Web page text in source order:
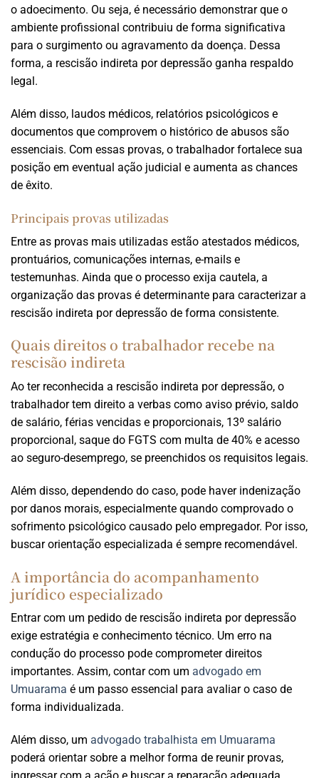
o adoecimento. Ou seja, é necessário demonstrar que o
ambiente profissional contribuiu de forma significativa
para o surgimento ou agravamento da doença. Dessa
forma, a rescisão indireta por depressão ganha respaldo
legal.
Além disso, laudos médicos, relatórios psicológicos e
documentos que comprovem o histórico de abusos são
essenciais. Com essas provas, o trabalhador fortalece sua
posição em eventual ação judicial e aumenta as chances
de êxito.
Principais provas utilizadas
Entre as provas mais utilizadas estão atestados médicos,
prontuários, comunicações internas, e-mails e
testemunhas. Ainda que o processo exija cautela, a
organização das provas é determinante para caracterizar a
rescisão indireta por depressão de forma consistente.
Quais direitos o trabalhador recebe na
rescisão indireta
Ao ter reconhecida a rescisão indireta por depressão, o
trabalhador tem direito a verbas como aviso prévio, saldo
de salário, férias vencidas e proporcionais, 13º salário
proporcional, saque do FGTS com multa de 40% e acesso
ao seguro-desemprego, se preenchidos os requisitos legais.
Além disso, dependendo do caso, pode haver indenização
por danos morais, especialmente quando comprovado o
sofrimento psicológico causado pelo empregador. Por isso,
buscar orientação especializada é sempre recomendável.
A importância do acompanhamento
jurídico especializado
Entrar com um pedido de rescisão indireta por depressão
exige estratégia e conhecimento técnico. Um erro na
condução do processo pode comprometer direitos
importantes. Assim, contar com um advogado em
Umuarama é um passo essencial para avaliar o caso de
forma individualizada.
Além disso, um advogado trabalhista em Umuarama
poderá orientar sobre a melhor forma de reunir provas,